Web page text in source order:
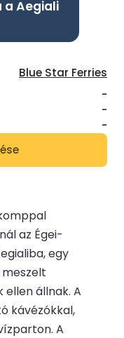
Aegiali
Blue Star Ferries
-
-
-
az Égei-
egy
állnak. A
kávézókkal,
A